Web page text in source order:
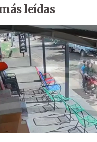
leídas